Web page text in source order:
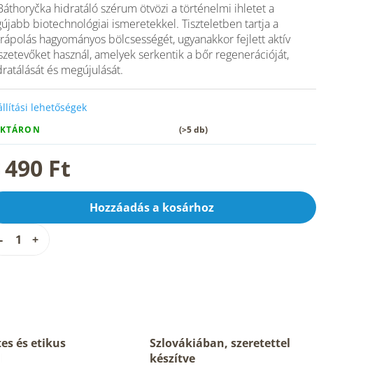
490 Ft
(>5 db)
lehetőségek
Hozzáadás a kosárhoz
hidratáló szérum ötvözi a történelmi ihletet a
biotechnológiai ismeretekkel. Tiszteletben tartja a
hagyományos bölcsességét, ugyanakkor fejlett aktív
használ, amelyek serkentik a bőr regenerációját,
és megújulását.
és etikus
Szlovákiában, szeretettel
készítve